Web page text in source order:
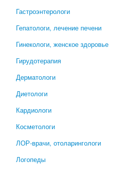
Гастроэнтерологи
Гепатологи, лечение печени
Гинекологи, женское здоровье
Гирудотерапия
Дерматологи
Диетологи
Кардиологи
Косметологи
ЛОР-врачи, отоларингологи
Логопеды